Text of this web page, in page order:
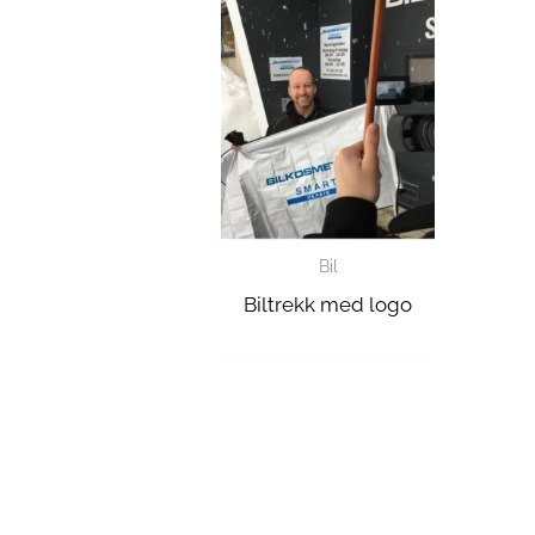
Bil
Biltrekk med logo